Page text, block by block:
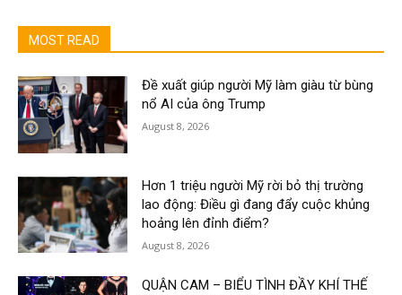
MOST READ
Đề xuất giúp người Mỹ làm giàu từ bùng
nổ AI của ông Trump
August 8, 2026
Hơn 1 triệu người Mỹ rời bỏ thị trường
lao động: Điều gì đang đẩy cuộc khủng
hoảng lên đỉnh điểm?
August 8, 2026
QUẬN CAM – BIỂU TÌNH ĐẦY KHÍ THẾ